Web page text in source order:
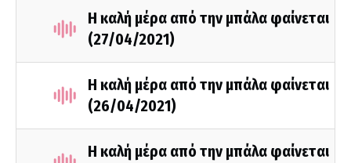
Η καλή μέρα από την μπάλα φαίνεται
(27/04/2021)
Η καλή μέρα από την μπάλα φαίνεται
(26/04/2021)
Η καλή μέρα από την μπάλα φαίνεται